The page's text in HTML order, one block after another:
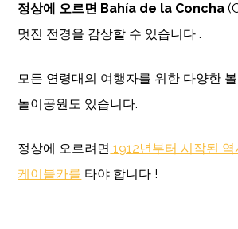
정상에 오르면 Bahía de la Concha
멋진 전경을 감상할 수 있습니다 .
모든 연령대의 여행자를 위한 다양한
놀이공원도 있습니다.
정상에 오르려면 1912년부터 시작된 역
케이블카를 타야 합니다 !